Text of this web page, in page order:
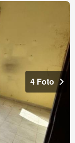
4 Foto